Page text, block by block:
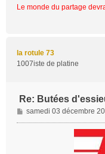
Le monde du partage
la rotule 73
1007iste de platine
Re: Butées
M
e
samedi 03 décembre